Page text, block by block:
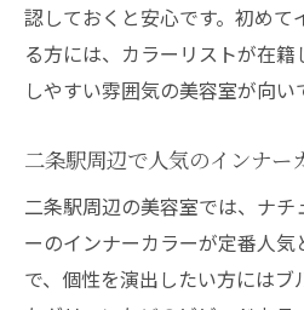
提案
クセや太さ別に美容
ー
カラー
髪質別のカラーバリ
体験
美容室で叶うダメー
認しておくと安心です。初めて
る方には、カラーリストが在
しやすい雰囲気の美容室が向い
二条駅周辺で人気のインナー
二条駅周辺の美容室では、ナ
ーのインナーカラーが定番人気
で、個性を演出したい方にはブ